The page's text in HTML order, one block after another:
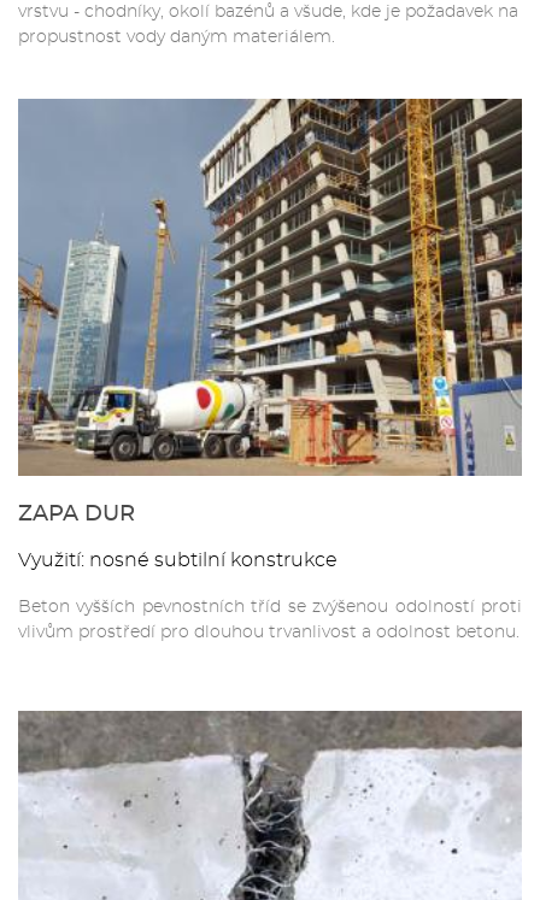
vrstvu - chodníky, okolí bazénů a všude, kde je požadavek na
propustnost vody daným materiálem.
ZAPA DUR
Využití: nosné subtilní konstrukce
Beton vyšších pevnostních tříd se zvýšenou odolností proti
vlivům prostředí pro dlouhou trvanlivost a odolnost betonu.